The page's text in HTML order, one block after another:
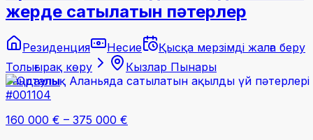
жерде сатылатын пәтерлер
Резиденция Несие
Қысқа мерзімді жалға беру
Толығырақ көру
Кызлар Пынары
Таңдаулы
#001104
160 000 € – 375 000 €